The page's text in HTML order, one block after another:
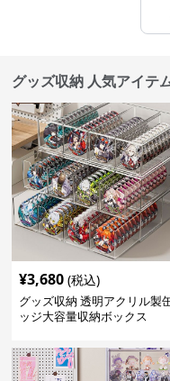
グッズ収納 人気アイテ
¥3,680 (税込)
グッズ収納 透明アクリル製
ッジ大容量収納ボックス